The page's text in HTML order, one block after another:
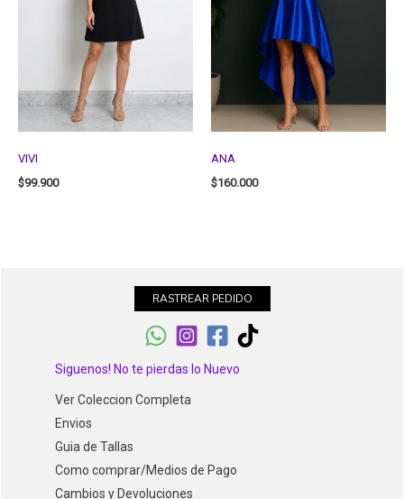
VIVI
$99.900
ANA
$160.000
RASTREAR PEDIDO
Siguenos! No te pierdas lo Nuevo
Ver Coleccion Completa
Envios
Guia de Tallas
Como comprar/Medios de Pago
Cambios y Devoluciones